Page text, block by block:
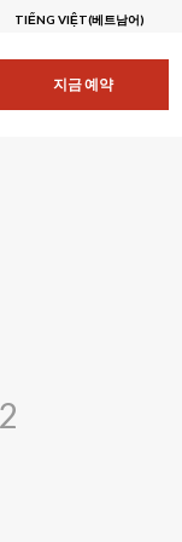
TIẾNG VIỆT(베트남어)
지금 예약